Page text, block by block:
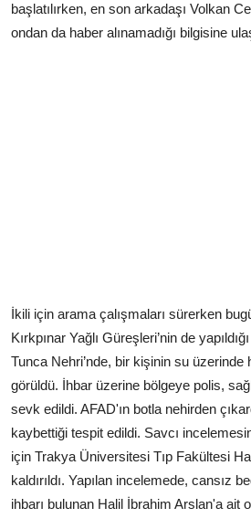
başlatılırken, en son arkadaşı Volkan
ondan da haber alınamadığı bilgisine
İkili için arama çalışmaları sürerken
Kırkpınar Yağlı Güreşleri’nin de
Tunca Nehri’nde, bir kişinin su üzerinde
görüldü. İhbar üzerine bölgeye polis,
sevk edildi. AFAD'ın botla nehirden
kaybettiği tespit edildi. Savcı
için Trakya Üniversitesi Tıp Fakültesi
kaldırıldı. Yapılan incelemede, cansız
ihbarı bulunan Halil İbrahim Arslan'a ait